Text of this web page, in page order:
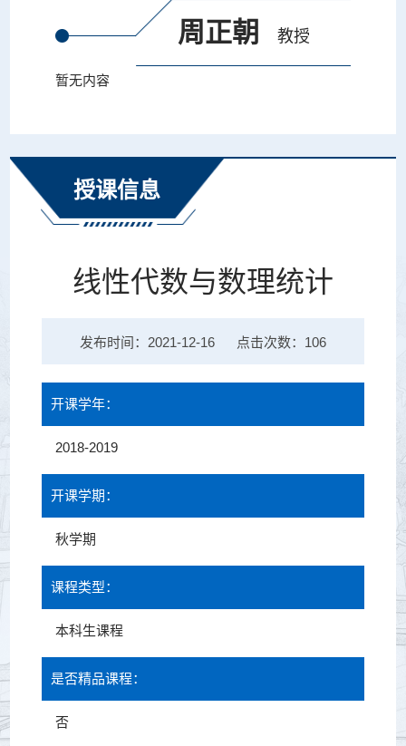
周正朝 教授
暂无内容
授课信息
线性代数与数理统计
发布时间：2021-12-16 点击次数： 106
开课学年：
2018-2019
开课学期：
秋学期
课程类型：
本科生课程
是否精品课程：
否